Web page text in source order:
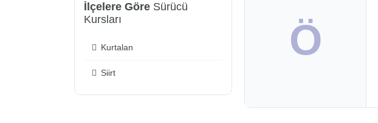
İlçelere Göre Sürücü
Kursları
Kurtalan
Siirt
Ö